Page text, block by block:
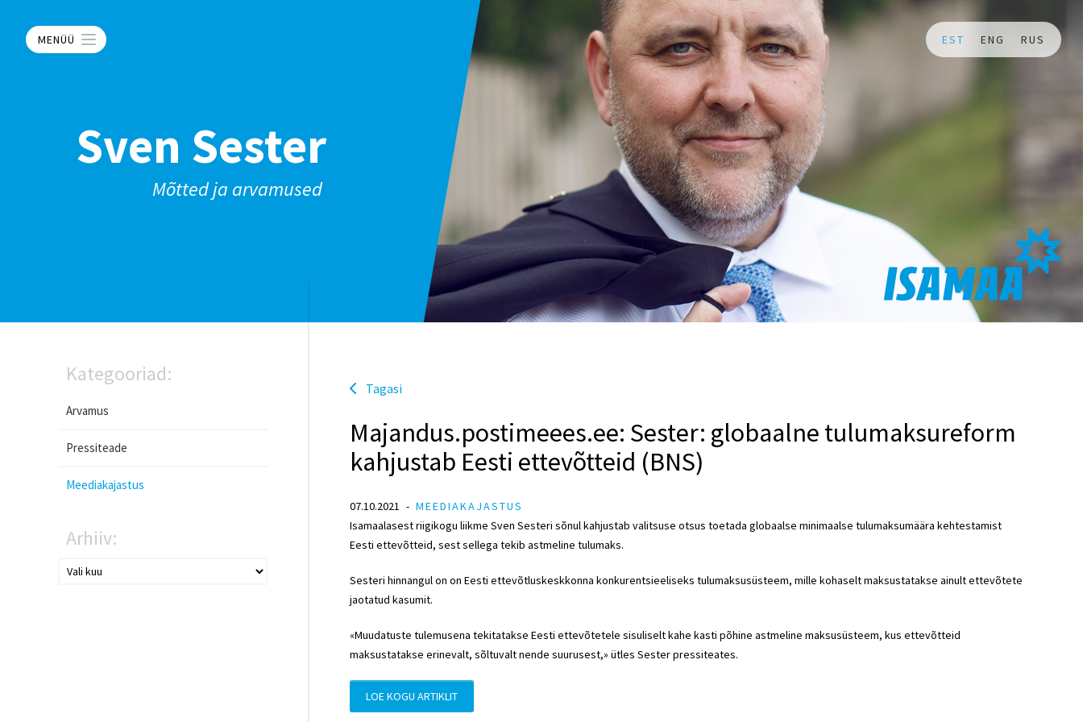
MENÜÜ EST ENG RUS
Sven Sester
Mõtted ja arvamused
Kategooriad:
Arvamus
Pressiteade
Meediakajastus
Arhiiv:
Tagasi
Majandus.postimeees.ee: Sester: globaalne tulumaksureform
kahjustab Eesti ettevõtteid (BNS)
07.10.2021
MEEDIAKAJASTUS
Isamaalasest riigikogu liikme Sven Sesteri sõnul kahjustab valitsuse otsus toetada globaalse minimaalse tulumaksumäära kehtestamist
Eesti ettevõtteid, sest sellega tekib astmeline tulumaks.
Sesteri hinnangul on on Eesti ettevõtluskeskkonna konkurentsieeliseks tulumaksusüsteem, mille kohaselt maksustatakse ainult ettevõtete
jaotatud kasumit.
«Muudatuste tulemusena tekitatakse Eesti ettevõtetele sisuliselt kahe kasti põhine astmeline maksusüsteem, kus ettevõtteid
maksustatakse erinevalt, sõltuvalt nende suurusest,» ütles Sester pressiteates.
LOE KOGU ARTIKLIT